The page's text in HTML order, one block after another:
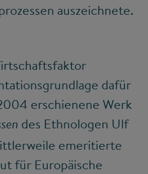
auszeichnete.
dafür
erschienene Werk
des Ethnologen Ulf
emeritierte
für Europäische